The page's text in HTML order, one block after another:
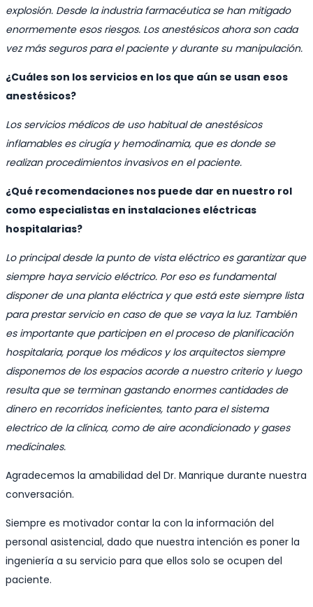
explosión. Desde la industria farmacéutica se han mitigado
enormemente esos riesgos. Los anestésicos ahora son cada
vez más seguros para el paciente y durante su manipulación.
¿Cuáles son los servicios en los que aún se usan esos
anestésicos?
Los servicios médicos de uso habitual de anestésicos
inflamables es cirugía y hemodinamia, que es donde se
realizan procedimientos invasivos en el paciente.
¿Qué recomendaciones nos puede dar en nuestro rol
como especialistas en instalaciones eléctricas
hospitalarias?
Lo principal desde la punto de vista eléctrico es garantizar que
siempre haya servicio eléctrico. Por eso es fundamental
disponer de una planta eléctrica y que está este siempre lista
para prestar servicio en caso de que se vaya la luz. También
es importante que participen en el proceso de planificación
hospitalaria, porque los médicos y los arquitectos siempre
disponemos de los espacios acorde a nuestro criterio y luego
resulta que se terminan gastando enormes cantidades de
dinero en recorridos ineficientes, tanto para el sistema
electrico de la clínica, como de aire acondicionado y gases
medicinales.
Agradecemos la amabilidad del Dr. Manrique durante nuestra
conversación.
Siempre es motivador contar la con la información del
personal asistencial, dado que nuestra intención es poner la
ingeniería a su servicio para que ellos solo se ocupen del
paciente.